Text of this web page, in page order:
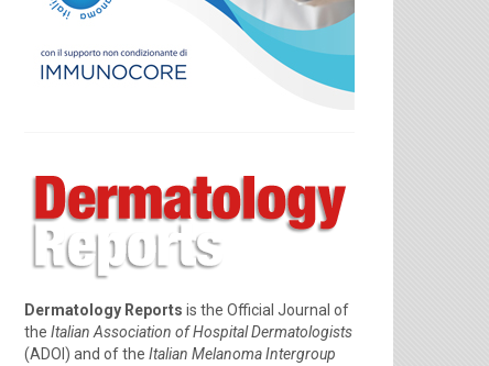
Dermatology Reports is the Official Journal of
the Italian Association of Hospital Dermatologists
(ADOI) and of the Italian Melanoma Intergroup